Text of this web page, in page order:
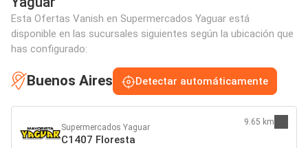
Esta Ofertas Vanish en Supermercados Yaguar está
disponible en las sucursales siguientes según la ubicación que
has configurado:
Buenos Aires Detectar automáticamente
Supermercados Yaguar
C1407 Floresta
9.65 km